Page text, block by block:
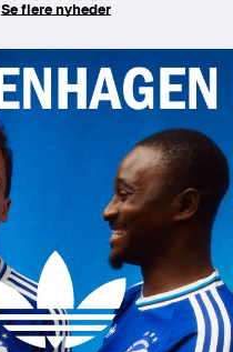
Se flere nyheder